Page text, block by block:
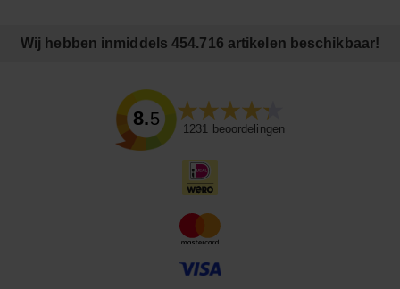
Wij hebben inmiddels 454.716 artikelen beschikbaar!
8.5
1231 beoordelingen